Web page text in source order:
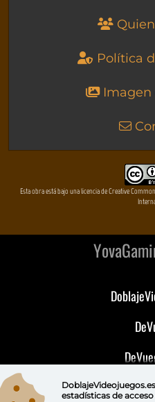
Política
Imagen
Esta obra está bajo una licencia de Creative
estadísticas de